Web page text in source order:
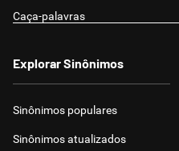
Caça-palavras
Explorar Sinônimos
Sinônimos populares
Sinônimos atualizados